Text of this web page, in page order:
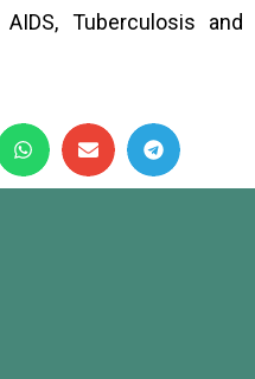
Tuberculosis and